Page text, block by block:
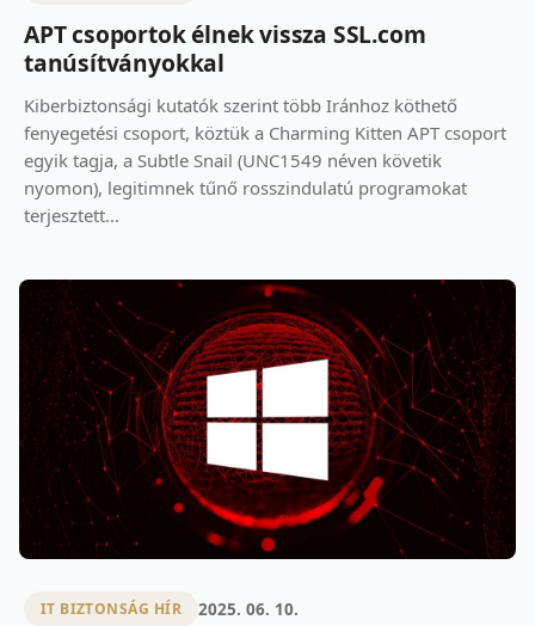
APT csoportok élnek vissza SSL.com
tanúsítványokkal
Kiberbiztonsági kutatók szerint több Iránhoz köthető
fenyegetési csoport, köztük a Charming Kitten APT csoport
egyik tagja, a Subtle Snail (UNC1549 néven követik
nyomon), legitimnek tűnő rosszindulatú programokat
terjesztett...
IT BIZTONSÁG HÍR 2025. 06. 10.